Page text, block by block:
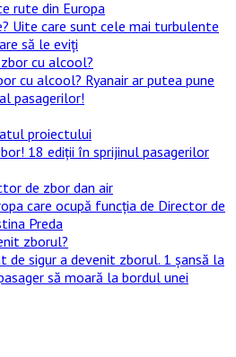
Uite care sunt cele mai turbulente
să le eviți
cu alcool? Ryanair ar putea pune
pasagerilor!
proiectului
18 ediții în sprijinul pasagerilor
care ocupă funcția de Director de
Preda
de sigur a devenit zborul. 1 șansă la
să moară la bordul unei